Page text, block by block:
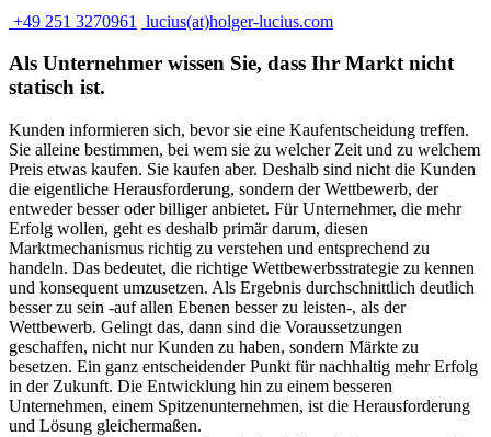
+49 251 3270961 lucius(at)holger-lucius.com
Als Unternehmer wissen Sie, dass Ihr Markt nicht
statisch ist.
Kunden informieren sich, bevor sie eine Kaufentscheidung treffen.
Sie alleine bestimmen, bei wem sie zu welcher Zeit und zu welchem
Preis etwas kaufen. Sie kaufen aber. Deshalb sind nicht die Kunden
die eigentliche Herausforderung, sondern der Wettbewerb, der
entweder besser oder billiger anbietet. Für Unternehmer, die mehr
Erfolg wollen, geht es deshalb primär darum, diesen
Marktmechanismus richtig zu verstehen und entsprechend zu
handeln. Das bedeutet, die richtige Wettbewerbsstrategie zu kennen
und konsequent umzusetzen. Als Ergebnis durchschnittlich deutlich
besser zu sein -auf allen Ebenen besser zu leisten-, als der
Wettbewerb. Gelingt das, dann sind die Voraussetzungen
geschaffen, nicht nur Kunden zu haben, sondern Märkte zu
besetzen. Ein ganz entscheidender Punkt für nachhaltig mehr Erfolg
in der Zukunft. Die Entwicklung hin zu einem besseren
Unternehmen, einem Spitzenunternehmen, ist die Herausforderung
und Lösung gleichermaßen.